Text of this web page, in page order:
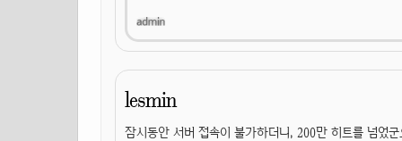
lesmin
잠시동안 서버 접속이 불가하더니, 200만 히트를 넘었